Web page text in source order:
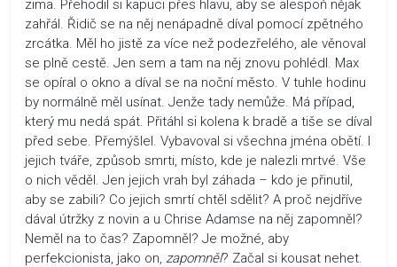
zima. Přehodil si kapuci přes hlavu, aby se alespoň nějak
zahřál. Řidič se na něj nenápadně díval pomocí zpětného
zrcátka. Měl ho jistě za více než podezřelého, ale věnoval
se plně cestě. Jen sem a tam na něj znovu pohlédl. Max
se opíral o okno a díval se na noční město. V tuhle hodinu
by normálně měl usínat. Jenže tady nemůže. Má případ,
který mu nedá spát. Přitáhl si kolena k bradě a tiše se díval
před sebe. Přemýšlel. Vybavoval si všechna jména obětí. I
jejich tváře, způsob smrti, místo, kde je nalezli mrtvé. Vše
o nich věděl. Jen jejich vrah byl záhada – kdo je přinutil,
aby se zabili? Co jejich smrtí chtěl sdělit? A proč nejdříve
dával útržky z novin a u Chrise Adamse na něj zapomněl?
Neměl na to čas? Zapomněl? Je možné, aby
perfekcionista, jako on, zapomněl? Začal si kousat nehet.